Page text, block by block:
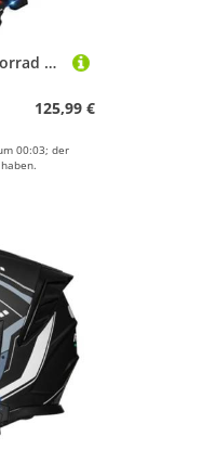
Bluetooth Full face Motorrad Helm Vintage Integralhelm Motorrad Scooter Retro Classic Crash Racing Touring ECEDOT-geprüfter Helm,Atmungsaktiv und Warm für Erwachsene Männer Women G,XXL=63~64cm
125,99 €
00:03; der